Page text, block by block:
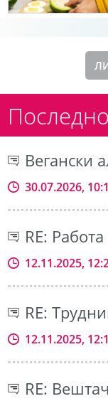
Вегански
30.07.2026,
RE:
12.11.2025,
RE:
12.11.2025,
RE: